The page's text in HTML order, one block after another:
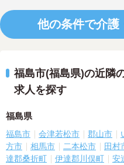
他の条件で介護
福島市(福島県)の近隣
求人を探す
福島県
福島市 会津若松市 郡山市
方市
相馬市 二本松市 田村
達郡桑折町
伊達郡川俣町 安